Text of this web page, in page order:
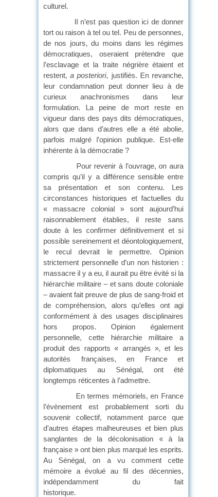
culturel.
Il n’est pas question ici de donner
tort ou raison à tel ou tel. Peu de personnes,
de nos jours, du moins dans les régimes
démocratiques, oseraient prétendre que
l’esclavage et la traite négrière étaient et
restent,a posteriori, justifiés. En revanche,
leur condamnation peut donner lieu à de
curieux anachronismes dans leur
formulation. La peine de mort reste en
vigueur dans des pays dits démocratiques,
alors que dans d’autres elle a été abolie,
parfois malgré l’opinion publique. Est-elle
inhérente à la démocratie ?
Pour revenir à l’ouvrage, on aura
compris qu’il y a différence sensible entre
sa présentation et son contenu. Les
circonstances historiques et factuelles du
« massacre colonial » sont aujourd’hui
raisonnablement établies, il reste sans
doute à les confirmer définitivement et si
possible sereinement et déontologiquement,
le recul devrait le permettre. Opinion
strictement personnelle d’un non historien :
massacre il y a eu, il aurait pu être évité si la
hiérarchie militaire – et sans doute coloniale
– avaient fait preuve de plus de sang-froid et
de compréhension, alors qu’elles ont agi
conformément à des usages disciplinaires
hors propos. Opinion également
personnelle, cette hiérarchie militaire a
produit des rapports « arrangés », et les
autorités françaises, en France et
diplomatiques au Sénégal, ont été
longtemps réticentes à l’admettre.
En termes mémoriels, en France
l’évènement est probablement sorti du
souvenir collectif, notamment parce que
d’autres étapes malheureuses et bien plus
sanglantes de la décolonisation « à la
française » ont bien plus marqué les esprits.
Au Sénégal, on a vu comment cette
mémoire a évolué au fil des décennies,
indépendamment du fait
historique.